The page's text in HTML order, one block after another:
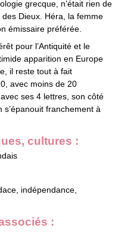
grecque, n’était rien de
Dieux. Héra, la femme
émissaire préférée.
pour l’Antiquité et le
apparition en Europe
il reste tout à fait
avec moins de 20
ses 4 lettres, son côté
franchement à
cultures :
indépendance,
: